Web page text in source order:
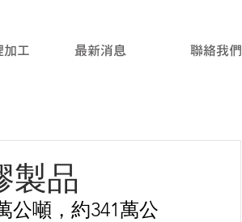
加工 最新消息 聯絡我們
製品
公噸，約341萬公